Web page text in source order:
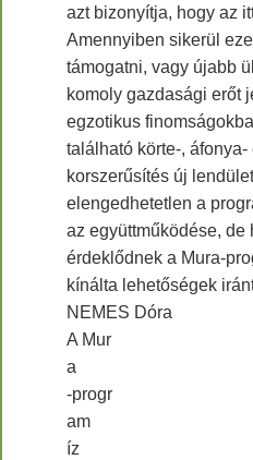
azt bizonyítja, hogy az
Amennyiben sikerül
támogatni, vagy újabb
komoly gazdasági erőt
egzotikus
található körte-,
korszerűsítés új
elengedhetetlen a
az együttműködése, de
érdeklődnek a Mura-
kínálta lehetőségek
NEMES Dóra
A Mur
a
-progr
am
íz